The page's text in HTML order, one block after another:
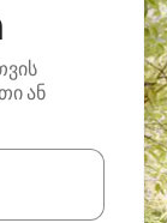
ან
ნავიგაციისთვის